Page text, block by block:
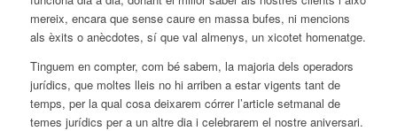
mereix, encara que sense caure en massa bufes, ni mencions
als èxits o anècdotes, sí que val almenys, un xicotet homenatge.
Tinguem en compter, com bé sabem, la majoria dels operadors
jurídics, que moltes lleis no hi arriben a estar vigents tant de
temps, per la qual cosa deixarem córrer l’article setmanal de
temes jurídics per a un altre dia i celebrarem el nostre aniversari.